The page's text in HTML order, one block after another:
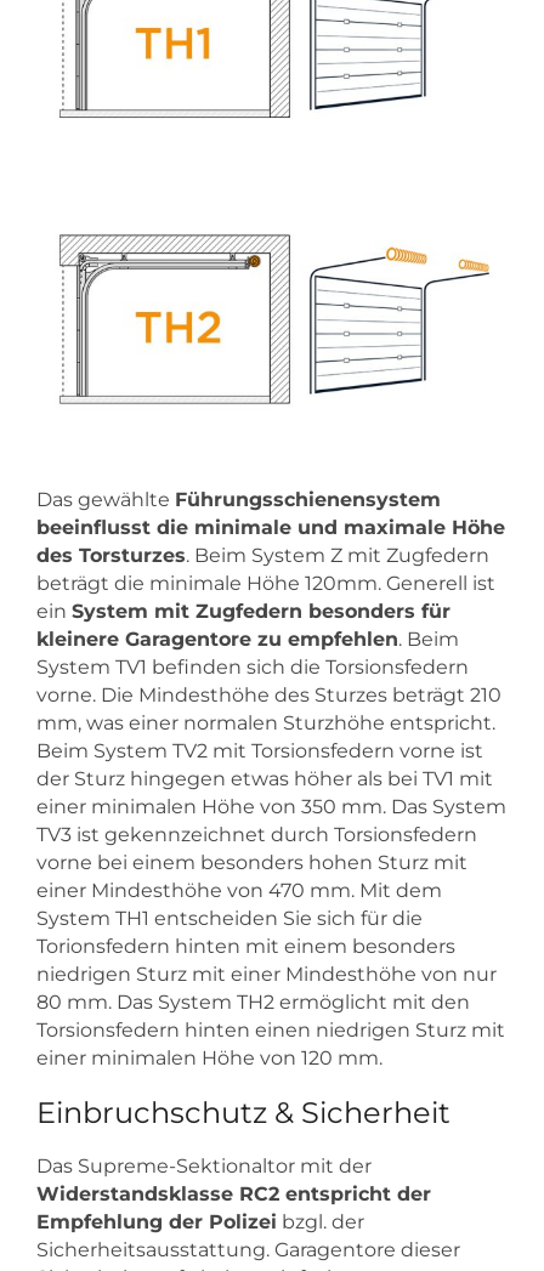
Das gewählte Führungsschienensystem
beeinflusst die minimale und maximale Höhe
des Torsturzes. Beim System Z mit Zugfedern
beträgt die minimale Höhe 120mm. Generell ist
ein System mit Zugfedern besonders für
kleinere Garagentore zu empfehlen. Beim
System TV1 befinden sich die Torsionsfedern
vorne. Die Mindesthöhe des Sturzes beträgt 210
mm, was einer normalen Sturzhöhe entspricht.
Beim System TV2 mit Torsionsfedern vorne ist
der Sturz hingegen etwas höher als bei TV1 mit
einer minimalen Höhe von 350 mm. Das System
TV3 ist gekennzeichnet durch Torsionsfedern
vorne bei einem besonders hohen Sturz mit
einer Mindesthöhe von 470 mm. Mit dem
System TH1 entscheiden Sie sich für die
Torionsfedern hinten mit einem besonders
niedrigen Sturz mit einer Mindesthöhe von nur
80 mm. Das System TH2 ermöglicht mit den
Torsionsfedern hinten einen niedrigen Sturz mit
einer minimalen Höhe von 120 mm.
Einbruchschutz & Sicherheit
Das Supreme-Sektionaltor mit der
Widerstandsklasse RC2 entspricht der
Empfehlung der Polizei bzgl. der
Sicherheitsausstattung. Garagentore dieser